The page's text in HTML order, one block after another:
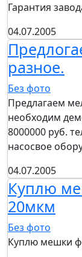
Гарантия
04.07.2005
разное.
Без фото
Предлагаем
необходим
8000000 руб.
насосвое
04.07.2005
Куплю
20мкм
Без фото
Куплю мешки